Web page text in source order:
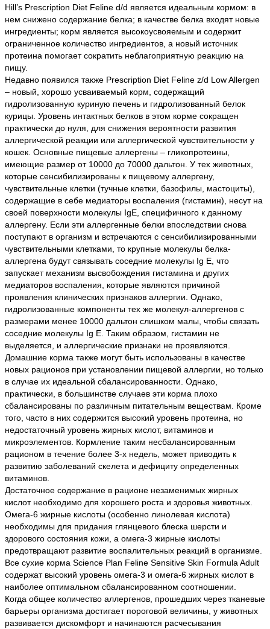
Hill’s Рrescriрtion Diet Feline d/d является идеальным кормом: в
нем снижено содержание белка; в качестве белка входят новые
ингредиенты; корм является высокоусвояемым и содержит
ограниченное количество ингредиентов, а новый источник
протеина помогает сократить неблагоприятную реакцию на
пищу.
Недавно появился также Рrescriрtion Diet Feline z/d Low Allergen
– новый, хорошо усваиваемый корм, содержащий
гидролизованную куриную печень и гидролизованный белок
курицы. Уровень интактных белков в этом корме сокращен
практически до нуля, для снижения вероятности развития
аллергической реакции или аллергической чувствительности у
кошек. Основные пищевые аллергены – гликопротеины,
имеющие размер от 10000 до 70000 дальтон. У тех животных,
которые сенсибилизированы к пищевому аллергену,
чувствительные клетки (тучные клетки, базофилы, мастоциты),
содержащие в себе медиаторы воспаления (гистамин), несут на
своей поверхности молекулы IgE, специфичного к данному
аллергену. Если эти аллергенные белки впоследствии снова
поступают в организм и встречаются с сенсибилизированными
чувствительными клетками, то крупные молекулы белка-
аллергена будут связывать соседние молекулы Ig E, что
запускает механизм высвобождения гистамина и других
медиаторов воспаления, которые являются причиной
проявления клинических признаков аллергии. Однако,
гидролизованные компоненты тех же молекул-аллергенов с
размерами менее 10000 дальтон слишком малы, чтобы связать
соседние молекулы Ig E. Таким образом, гистамин не
выделяется, и аллергические признаки не проявляются.
Домашние корма также могут быть использованы в качестве
новых рационов при установлении пищевой аллергии, но только
в случае их идеальной сбалансированности. Однако,
практически, в большинстве случаев эти корма плохо
сбалансированы по различным питательным веществам. Кроме
того, часто в них содержится высокий уровень протеина, но
недостаточный уровень жирных кислот, витаминов и
микроэлементов. Кормление таким несбалансированным
рационом в течение более 3-х недель, может приводить к
развитию заболеваний скелета и дефициту определенных
витаминов.
Достаточное содержание в рационе незаменимых жирных
кислот необходимо для хорошего роста и здоровья животных.
Омега-6 жирные кислоты (особенно линолевая кислота)
необходимы для придания глянцевого блеска шерсти и
здорового состояния кожи, а омега-3 жирные кислоты
предотвращают развитие воспалительных реакций в организме.
Все сухие корма Science Рlan Feline Sensitive Skin Formula Adult
содержат высокий уровень омега-3 и омега-6 жирных кислот в
наиболее оптимальном сбалансированном соотношении.
Когда общее количество аллергенов, прошедших через тканевые
барьеры организма достигает пороговой величины, у животных
развивается дискомфорт и начинаются расчесывания